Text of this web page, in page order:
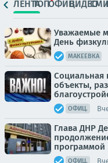
ЛЕНТАТОПОФИЦ.ВИДЕО
Уважаемые
День
МАКЕЕВКА
Социальная
объекты,
ОФИЦ.
Глава ДНР
программой
ОФИЦ.